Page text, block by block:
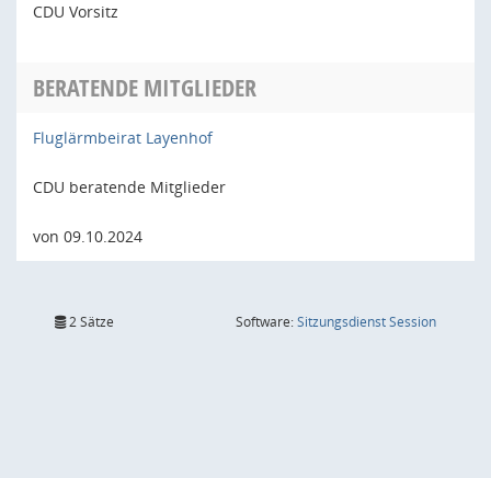
CDU Vorsitz
BERATENDE MITGLIEDER
Fluglärmbeirat Layenhof
CDU beratende Mitglieder
von 09.10.2024
2 Sätze Software:SitzungsdienstSession(Wird in